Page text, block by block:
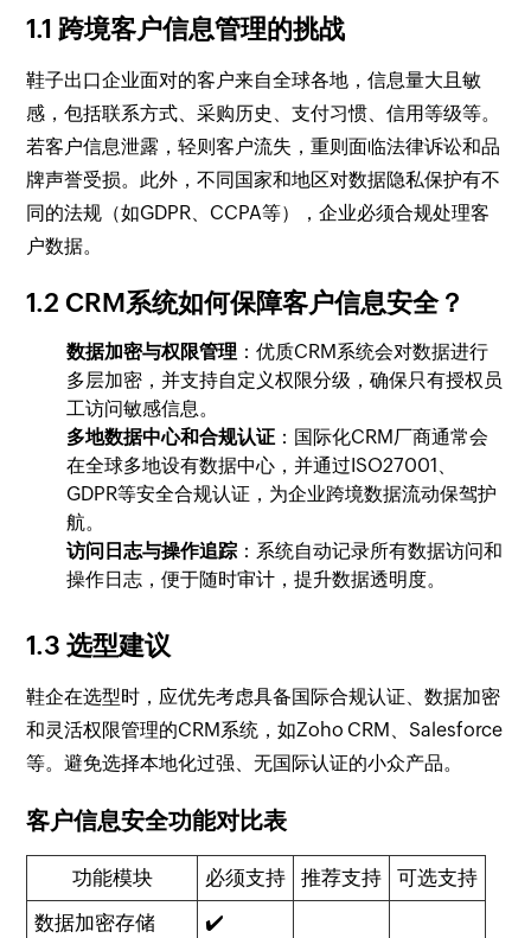
1.1 跨境客户信息管理的挑战
鞋子出口企业面对的客户来自全球各地，信息量大且敏
感，包括联系方式、采购历史、支付习惯、信用等级等。
若客户信息泄露，轻则客户流失，重则面临法律诉讼和品
牌声誉受损。此外，不同国家和地区对数据隐私保护有不
同的法规（如GDPR、CCPA等），企业必须合规处理客
户数据。
1.2 CRM系统如何保障客户信息安全？
数据加密与权限管理 ：优质CRM系统会对数据进行
多层加密，并支持自定义权限分级，确保只有授权员
工访问敏感信息。
多地数据中心和合规认证 ：国际化CRM厂商通常会
在全球多地设有数据中心，并通过ISO27001、
GDPR等安全合规认证，为企业跨境数据流动保驾护
航。
访问日志与操作追踪 ：系统自动记录所有数据访问和
操作日志，便于随时审计，提升数据透明度。
1.3 选型建议
鞋企在选型时，应优先考虑具备国际合规认证、数据加密
和灵活权限管理的CRM系统，如Zoho CRM、Salesforce
等。避免选择本地化过强、无国际认证的小众产品。
客户信息安全功能对比表
功能模块 必须支持 推荐支持
可选支持
数据加密存储
✔️